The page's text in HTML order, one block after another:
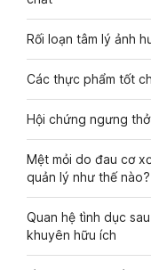
Rối loạn tâm lý ảnh
Các thực phẩm tốt
Hội chứng ngưng
Mệt mỏi do đau cơ
quản lý như thế nào?
Quan hệ tình dục
khuyên hữu ích